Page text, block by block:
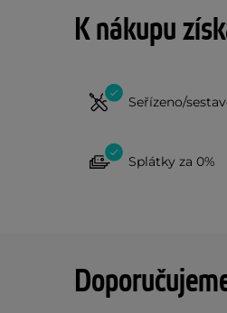
K nákupu
Seřízeno/
Splátky za 0%